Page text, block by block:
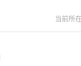
当前所